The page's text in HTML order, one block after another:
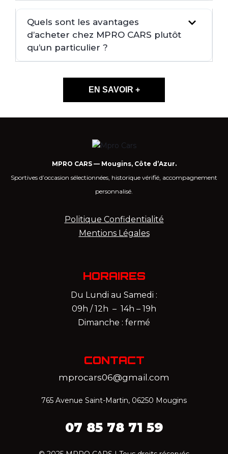
Quels sont les avantages
d’acheter chez MPRO CARS plutôt
qu’un particulier ?
EN SAVOIR +
MPRO CARS — Mougins, Côte d’Azur.
Sportives d’occasion sélectionnées, historique vérifié, accompagnement
personnalisé.
Politique Confidentialité
Mentions Légales
HORAIRES
Du Lundi au Samedi :
09h / 12h – 14h – 19h
Dimanche : fermé
CONTACT
mprocars06@gmail.com
765 Avenue Saint-Martin, 06250 Mougins
07 85 78 71 59‬